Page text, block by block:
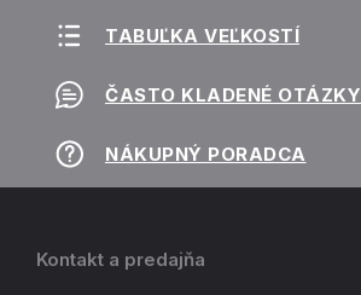
TABUĽKA VEĽKOSTÍ
ČASTO KLADENÉ OTÁZKY
NÁKUPNÝ PORADCA
Kontakt a predajňa